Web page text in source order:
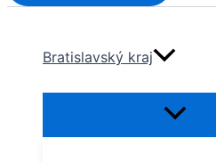
Bratislavský kraj